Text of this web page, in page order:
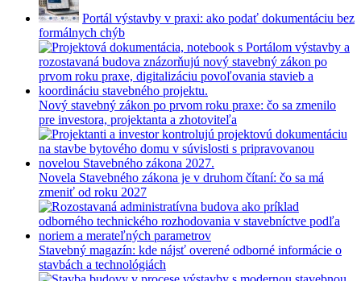
Portál výstavby v praxi: ako podať dokumentáciu bez
formálnych chýb
Nový stavebný zákon po prvom roku praxe: čo sa zmenilo
pre investora, projektanta a zhotoviteľa
Novela Stavebného zákona je v druhom čítaní: čo sa má
zmeniť od roku 2027
Stavebný magazín: kde nájsť overené odborné informácie o
stavbách a technológiách